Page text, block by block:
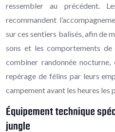
ressembler au précédent.
recommandent
sur ces sentiers balisés, afin de
sons et les comportements
combiner randonnée
repérage de félins par leurs
campement avant les heures les
Équipement technique
jungle